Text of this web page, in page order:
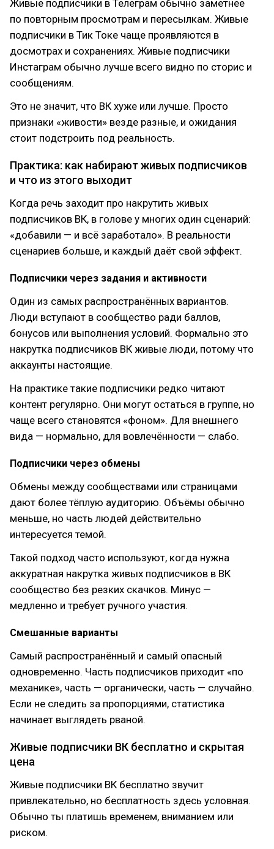
Живые подписчики в Телеграм обычно заметнее
по повторным просмотрам и пересылкам. Живые
подписчики в Тик Токе чаще проявляются в
досмотрах и сохранениях. Живые подписчики
Инстаграм обычно лучше всего видно по сторис и
сообщениям.
Это не значит, что ВК хуже или лучше. Просто
признаки «живости» везде разные, и ожидания
стоит подстроить под реальность.
Практика: как набирают живых подписчиков
и что из этого выходит
Когда речь заходит про накрутить живых
подписчиков ВК, в голове у многих один сценарий:
«добавили — и всё заработало». В реальности
сценариев больше, и каждый даёт свой эффект.
Подписчики через задания и активности
Один из самых распространённых вариантов.
Люди вступают в сообщество ради баллов,
бонусов или выполнения условий. Формально это
накрутка подписчиков ВК живые люди, потому что
аккаунты настоящие.
На практике такие подписчики редко читают
контент регулярно. Они могут остаться в группе, но
чаще всего становятся «фоном». Для внешнего
вида — нормально, для вовлечённости — слабо.
Подписчики через обмены
Обмены между сообществами или страницами
дают более тёплую аудиторию. Объёмы обычно
меньше, но часть людей действительно
интересуется темой.
Такой подход часто используют, когда нужна
аккуратная накрутка живых подписчиков в ВК
сообщество без резких скачков. Минус —
медленно и требует ручного участия.
Смешанные варианты
Самый распространённый и самый опасный
одновременно. Часть подписчиков приходит «по
механике», часть — органически, часть — случайно.
Если не следить за пропорциями, статистика
начинает выглядеть рваной.
Живые подписчики ВК бесплатно и скрытая
цена
Живые подписчики ВК бесплатно звучит
привлекательно, но бесплатность здесь условная.
Обычно ты платишь временем, вниманием или
риском.